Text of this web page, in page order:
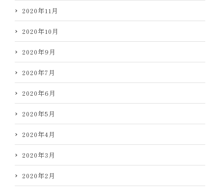
2020年11月
2020年10月
2020年9月
2020年7月
2020年6月
2020年5月
2020年4月
2020年3月
2020年2月